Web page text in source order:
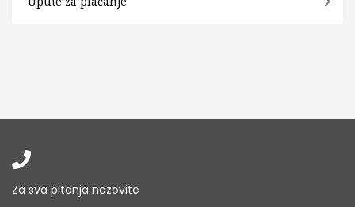
Za sva pitanja nazovite